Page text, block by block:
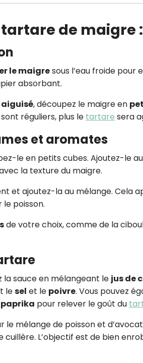
de maigre :
le maigresous l’eau froide
absorbant.
, découpez le maigre en
réguliers, plus le tartare sera
et aromates
le en petits cubes. Ajoutez-le
la texture du maigre.
et ajoutez-la au mélange. Cela
poisson.
de votre choix, comme de la
sauce en mélangeant le jus de
lesel et le poivre. Vous pouvez
paprika pour relever le goût du
le mélange de poisson et
cuillère. L’objectif est de bien